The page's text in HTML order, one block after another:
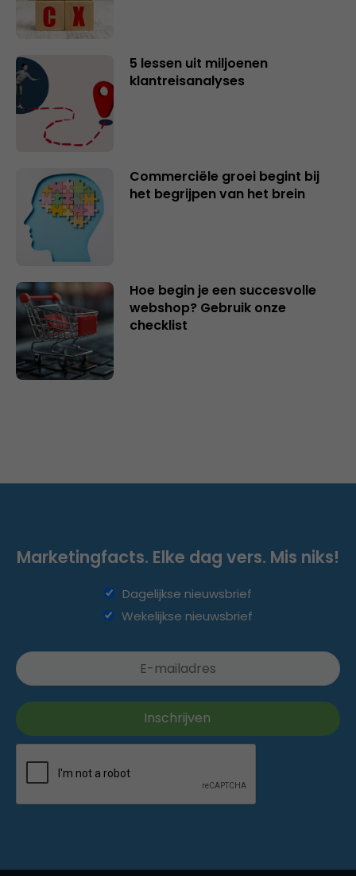
5 lessen uit miljoenen
klantreisanalyses
Commerciële groei begint bij
het begrijpen van het brein
Hoe begin je een succesvolle
webshop? Gebruik onze
checklist
Marketingfacts. Elke dag vers. Mis niks!
Dagelijkse nieuwsbrief
Wekelijkse nieuwsbrief